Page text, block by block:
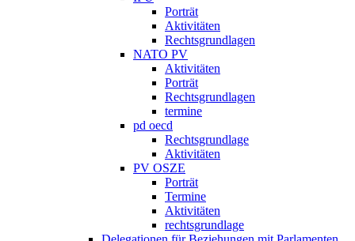
Porträt
Aktivitäten
Rechtsgrundlagen
NATO PV
Aktivitäten
Porträt
Rechtsgrundlagen
termine
pd oecd
Rechtsgrundlage
Aktivitäten
PV OSZE
Porträt
Termine
Aktivitäten
rechtsgrundlage